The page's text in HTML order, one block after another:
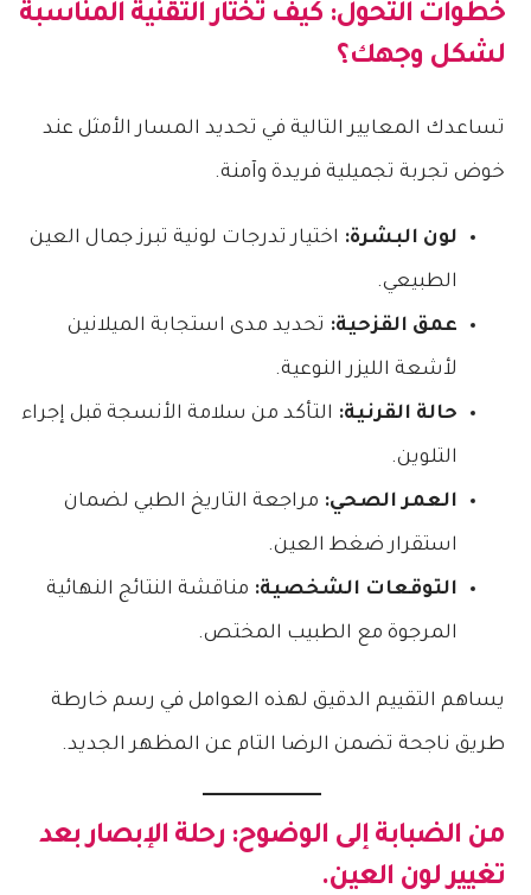
خطوات التحول: كيف تختار التقنية المناسبة
لشكل وجهك؟
تساعدك المعايير التالية في تحديد المسار الأمثل عند
خوض تجربة تجميلية فريدة وآمنة.
لون البشرة: اختيار تدرجات لونية تبرز جمال العين
الطبيعي.
عمق القزحية: تحديد مدى استجابة الميلانين
لأشعة الليزر النوعية.
حالة القرنية: التأكد من سلامة الأنسجة قبل إجراء
التلوين.
العمر الصحي: مراجعة التاريخ الطبي لضمان
استقرار ضغط العين.
التوقعات الشخصية: مناقشة النتائج النهائية
المرجوة مع الطبيب المختص.
يساهم التقييم الدقيق لهذه العوامل في رسم خارطة
طريق ناجحة تضمن الرضا التام عن المظهر الجديد.
من الضبابة إلى الوضوح: رحلة الإبصار بعد
تغيير لون العين.